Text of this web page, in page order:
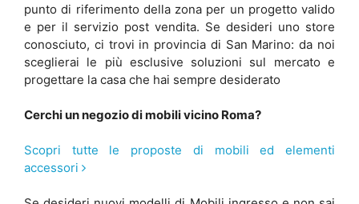
punto di riferimento della zona per un progetto valido
e per il servizio post vendita. Se desideri uno store
conosciuto, ci trovi in provincia di San Marino: da noi
sceglierai le più esclusive soluzioni sul mercato e
progettare la casa che hai sempre desiderato
Cerchi un negozio di mobili vicino Roma?
Scopri tutte le proposte di mobili ed elementi
accessori